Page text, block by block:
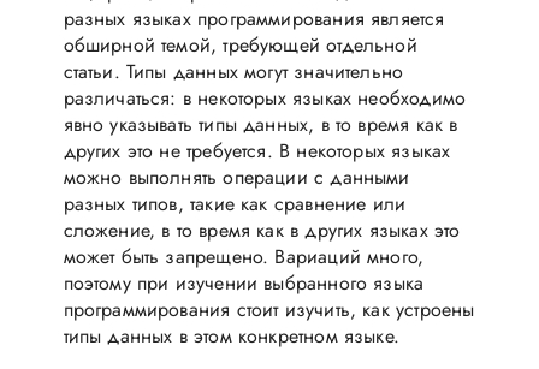
разных языках программирования является
обширной темой, требующей отдельной
статьи. Типы данных могут значительно
различаться: в некоторых языках необходимо
явно указывать типы данных, в то время как в
других это не требуется. В некоторых языках
можно выполнять операции с данными
разных типов, такие как сравнение или
сложение, в то время как в других языках это
может быть запрещено. Вариаций много,
поэтому при изучении выбранного языка
программирования стоит изучить, как устроены
типы данных в этом конкретном языке.